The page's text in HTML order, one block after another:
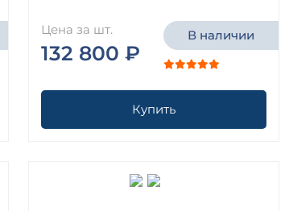
Цена за шт.
132 800 ₽
В наличии
Купить